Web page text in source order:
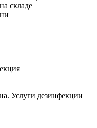
складе
Услуги дезинфекции